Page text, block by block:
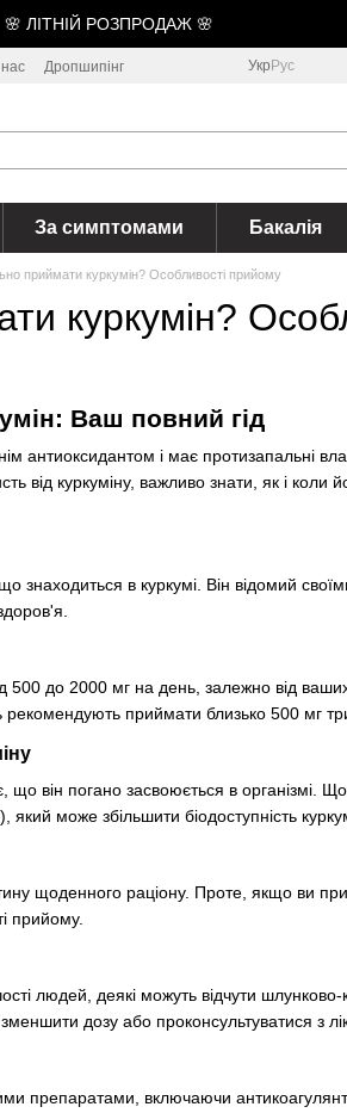
🌸 ЛІТНІЙ РОЗПРОДАЖ 🌸
Дропшипінг Укр Рус
За симптомами Бакалія
приймати куркумін? Особливості прийому
куркумін?
Ваш повний гід
антиоксидантом і має протизапальні
від куркуміну, важливо знати, як і коли
знаходиться в куркумі. Він відомий
500 до 2000 мг на день, залежно від
рекомендують приймати близько 500 мг
що він погано засвоюється в організмі.
може збільшити біодоступність
щоденного раціону. Проте, якщо ви
прийому.
людей, деякі можуть відчути
дозу або проконсультуватися з
препаратами, включаючи